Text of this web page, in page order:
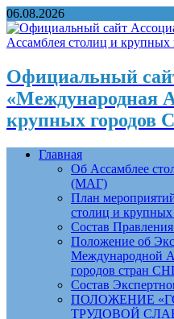
06.08.2026
Официальный
«Международная
крупных
Главная
Об Ассамблее
(МАГ)
План
столиц и
Состав
Положение об
Международной
городов стран
Состав
ПОЛОЖЕНИЕ
ТРУДОВОЙ